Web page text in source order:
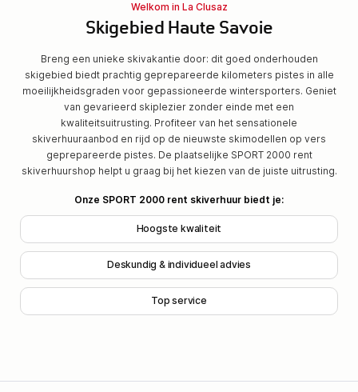
Welkom in La Clusaz
Skigebied Haute Savoie
Breng een unieke skivakantie door: dit goed onderhouden
skigebied biedt prachtig geprepareerde kilometers pistes in alle
moeilijkheidsgraden voor gepassioneerde wintersporters. Geniet
van gevarieerd skiplezier zonder einde met een
kwaliteitsuitrusting. Profiteer van het sensationele
skiverhuuraanbod en rijd op de nieuwste skimodellen op vers
geprepareerde pistes. De plaatselijke SPORT 2000 rent
skiverhuurshop helpt u graag bij het kiezen van de juiste uitrusting.
Onze SPORT 2000 rent skiverhuur biedt je:
Hoogste kwaliteit
Deskundig & individueel advies
Top service